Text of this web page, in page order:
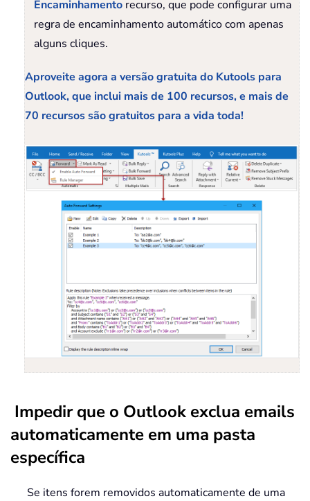
Encaminhamento recurso, que pode configurar uma
regra de encaminhamento automático com apenas
alguns cliques.
Aproveite agora a versão gratuita do Kutools para
Outlook, que inclui mais de 100 recursos, e mais de
70 recursos são gratuitos para a vida toda!
Impedir que o Outlook exclua emails
automaticamente em uma pasta
específica
Se itens forem removidos automaticamente de uma